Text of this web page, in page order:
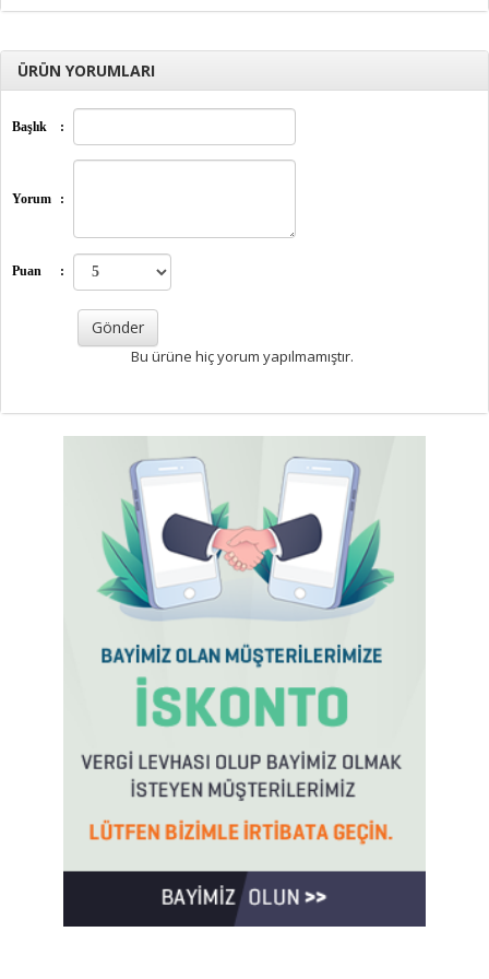
ÜRÜN YORUMLARI
Başlık :
Yorum :
Puan :
Bu ürüne hiç yorum yapılmamıştır.